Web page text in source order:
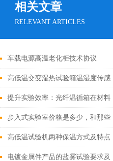
相关文章
RELEVANT ARTICLES
车载电源高温老化柜技术协议
高低温交变湿热试验箱温湿度传感
器详解
提升实验效率：光纤温循箱在材料
研究中的应用
步入式实验室价格是多少，和那些
技术要求有关
高低温试验机两种保温方式及特点
电镀金属件产品的盐雾试验要求及